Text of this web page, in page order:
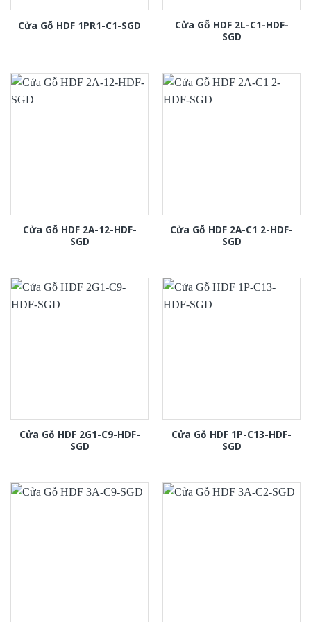
Cửa Gỗ HDF 1PR1-C1-SGD
Cửa Gỗ HDF 2L-C1-HDF-
SGD
Cửa Gỗ HDF 2A-12-HDF-
SGD
Cửa Gỗ HDF 2A-C1 2-HDF-
SGD
Cửa Gỗ HDF 2G1-C9-HDF-
SGD
Cửa Gỗ HDF 1P-C13-HDF-
SGD